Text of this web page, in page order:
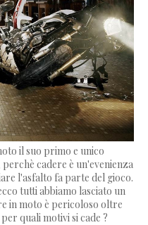
il suo primo e unico
cadere è un'evenienza
l'asfalto fa parte del gioco.
tutti abbiamo lasciato un
in moto è pericoloso oltre
quali motivi si cade ?